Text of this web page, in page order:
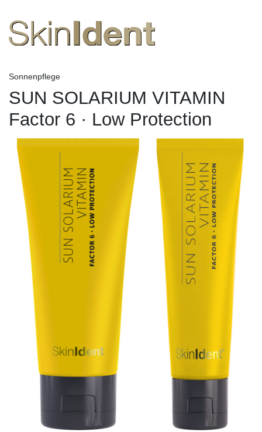
Sonnenpflege
SUN SOLARIUM VITAMIN
Factor 6 · Low Protection